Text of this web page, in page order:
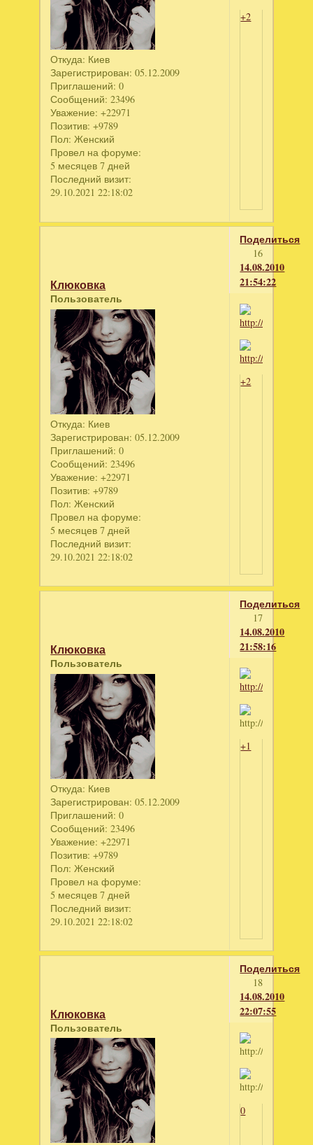
Откуда: Киев
Зарегистрирован: 05.12.2009
Приглашений: 0
Сообщений: 23496
Уважение: +22971
Позитив: +9789
Пол: Женский
Провел на форуме:
5 месяцев 7 дней
Последний визит:
29.10.2021 22:18:02
+2
Поделиться
16
14.08.2010
21:54:22
Клюковка
Пользователь
Откуда: Киев
Зарегистрирован: 05.12.2009
Приглашений: 0
Сообщений: 23496
Уважение: +22971
Позитив: +9789
Пол: Женский
Провел на форуме:
5 месяцев 7 дней
Последний визит:
29.10.2021 22:18:02
+2
Поделиться
17
14.08.2010
21:58:16
Клюковка
Пользователь
Откуда: Киев
Зарегистрирован: 05.12.2009
Приглашений: 0
Сообщений: 23496
Уважение: +22971
Позитив: +9789
Пол: Женский
Провел на форуме:
5 месяцев 7 дней
Последний визит:
29.10.2021 22:18:02
+1
Поделиться
18
14.08.2010
22:07:55
Клюковка
Пользователь
0